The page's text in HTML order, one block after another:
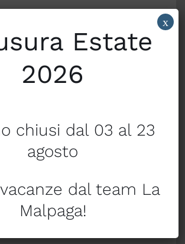
correlati
AL CARRELLO
Estate
2026
chiusi dal 03 al 23
agosto
dal team La
Malpaga!
x